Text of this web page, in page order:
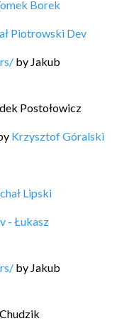
Borek
Piotrowski Dev
by Jakub
Postołowicz
Krzysztof Góralski
Lipski
- Łukasz
by Jakub